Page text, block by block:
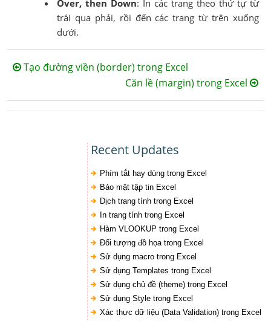
Over, then Down: In các trang theo thứ tự từ
trái qua phải, rồi đến các trang từ trên xuống
dưới.
Tạo đường viền (border) trong Excel
Căn lề (margin) trong Excel
Recent Updates
Phím tắt hay dùng trong Excel
Bảo mật tập tin Excel
Dịch trang tính trong Excel
In trang tính trong Excel
Hàm VLOOKUP trong Excel
Đối tượng đồ họa trong Excel
Sử dụng macro trong Excel
Sử dụng Templates trong Excel
Sử dụng chủ đề (theme) trong Excel
Sử dụng Style trong Excel
Xác thực dữ liệu (Data Validation) trong Excel